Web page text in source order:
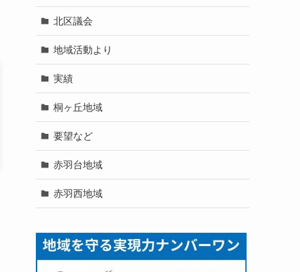
北区議会
地域活動より
実績
桐ヶ丘地域
要望など
赤羽台地域
赤羽西地域